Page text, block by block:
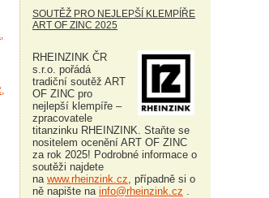
SOUTĚŽ PRO NEJLEPŠÍ KLEMPÍŘE
ART OF ZINC 2025
RHEINZINK ČR
s.r.o. pořádá
tradiční soutěž ART
OF ZINC pro
nejlepší klempíře –
zpracovatele
titanzinku RHEINZINK. Staňte se
nositelem ocenění ART OF ZINC
za rok 2025! Podrobné informace o
soutěži najdete
na www.rheinzink.cz, případně si o
ně napište na info@rheinzink.cz .